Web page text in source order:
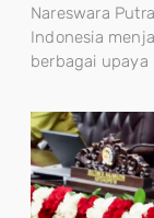
Nareswara
Indonesia
berbagai upaya